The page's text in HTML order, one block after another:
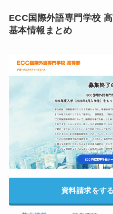
ECC国際外語専門学校
基本情報まとめ
資料請求をす